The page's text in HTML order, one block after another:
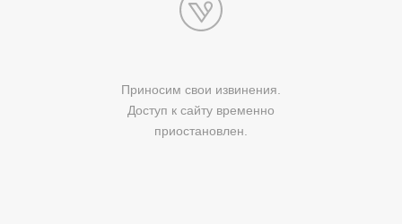
Приносим свои извинения.
Доступ к сайту временно
приостановлен.